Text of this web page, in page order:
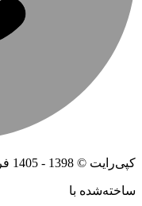
کپی‌رایت © 1398 - 1405 فروشگاه راکولو،همه حقوق محفوظ است.
ساخته‌شده ‌با